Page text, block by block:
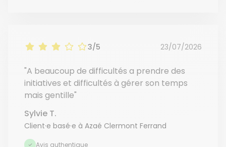
3/5 23/07/2026
"A beaucoup de difficultés a prendre des
initiatives et difficultés à gérer son temps
mais gentille"
Sylvie T.
Client·e basé·e à Azaé Clermont Ferrand
Avis authentique